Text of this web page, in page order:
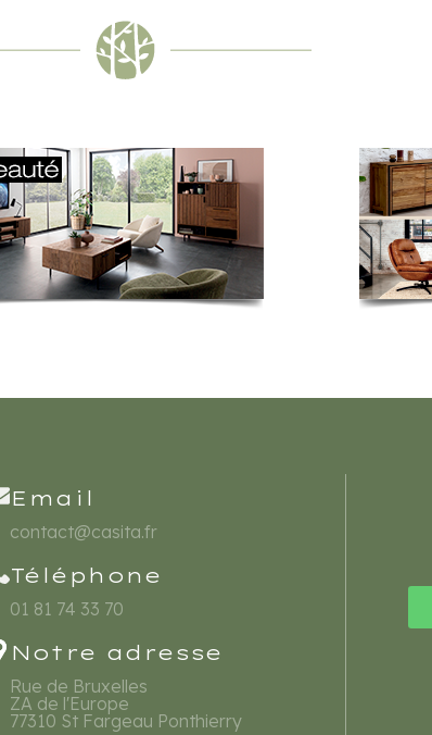
Email
contact@casita.fr
Téléphone
01 81 74 33 70
Notre adresse
Rue de Bruxelles
ZA de l'Europe
77310 St Fargeau Ponthierry